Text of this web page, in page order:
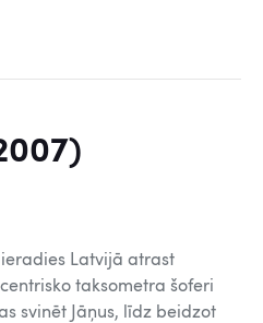
Latvijā atrast
taksometra šoferi
svinēt Jāņus, līdz beidzot